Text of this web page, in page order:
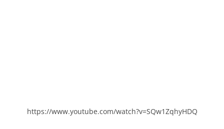
https://www.youtube.com/watch?v=SQw1ZqhyHDQ